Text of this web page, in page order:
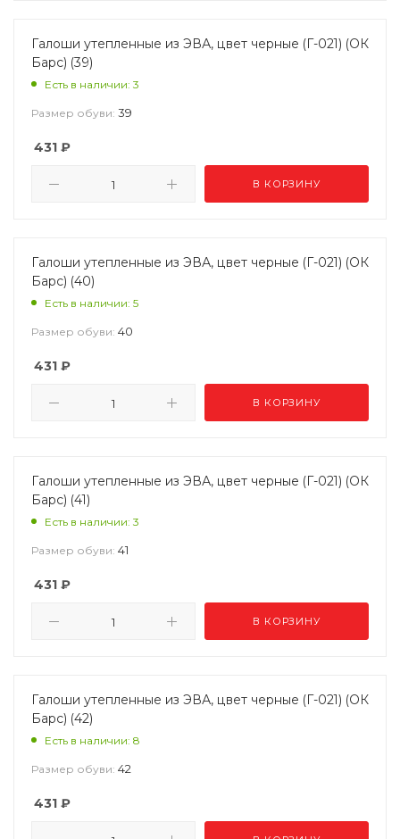
Галоши утепленные из ЭВА, цвет черные (Г-021) (ОК
Барс) (39)
Есть в наличии: 3
Размер обуви: 39
431 ₽
В КОРЗИНУ
Галоши утепленные из ЭВА, цвет черные (Г-021) (ОК
Барс) (40)
Есть в наличии: 5
Размер обуви: 40
431 ₽
В КОРЗИНУ
Галоши утепленные из ЭВА, цвет черные (Г-021) (ОК
Барс) (41)
Есть в наличии: 3
Размер обуви: 41
431 ₽
В КОРЗИНУ
Галоши утепленные из ЭВА, цвет черные (Г-021) (ОК
Барс) (42)
Есть в наличии: 8
Размер обуви: 42
431 ₽